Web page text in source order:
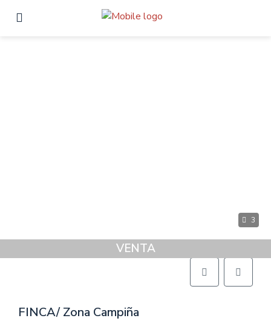
3
VENTA
FINCA/ Zona Campiña